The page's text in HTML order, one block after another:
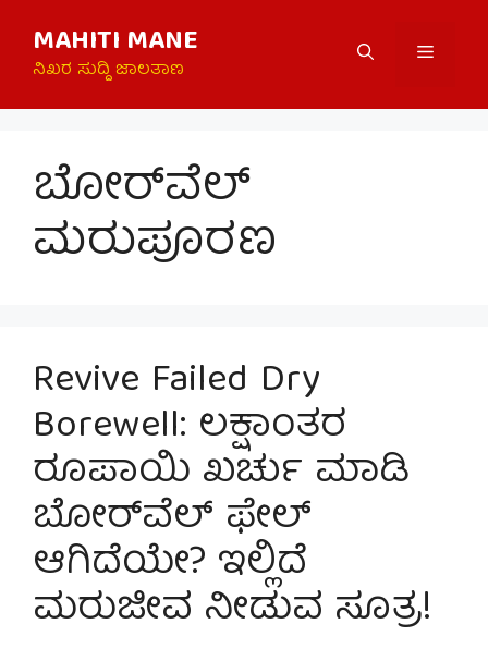
content
MAHITI MANE
ನಿಖರ ಸುದ್ದಿ ಜಾಲತಾಣ
Menu
ಬೋರ್‌ವೆಲ್
ಮರುಪೂರಣ
Revive Failed Dry
Borewell: ಲಕ್ಷಾಂತರ
ರೂಪಾಯಿ ಖರ್ಚು ಮಾಡಿ
ಬೋರ್‌ವೆಲ್ ಫೇಲ್
ಆಗಿದೆಯೇ? ಇಲ್ಲಿದೆ
ಮರುಜೀವ ನೀಡುವ ಸೂತ್ರ!